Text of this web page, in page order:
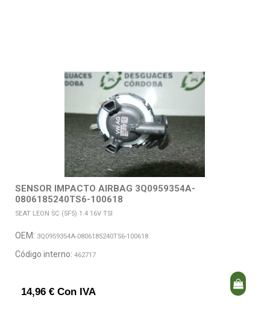
SENSOR IMPACTO AIRBAG 3Q0959354A-
0806185240TS6-100618
SEAT LEON SC (5F5) 1.4 16V TSI
OEM: 3Q0959354A-0806185240TS6-100618
Código interno: 462717
14,96 € Con IVA